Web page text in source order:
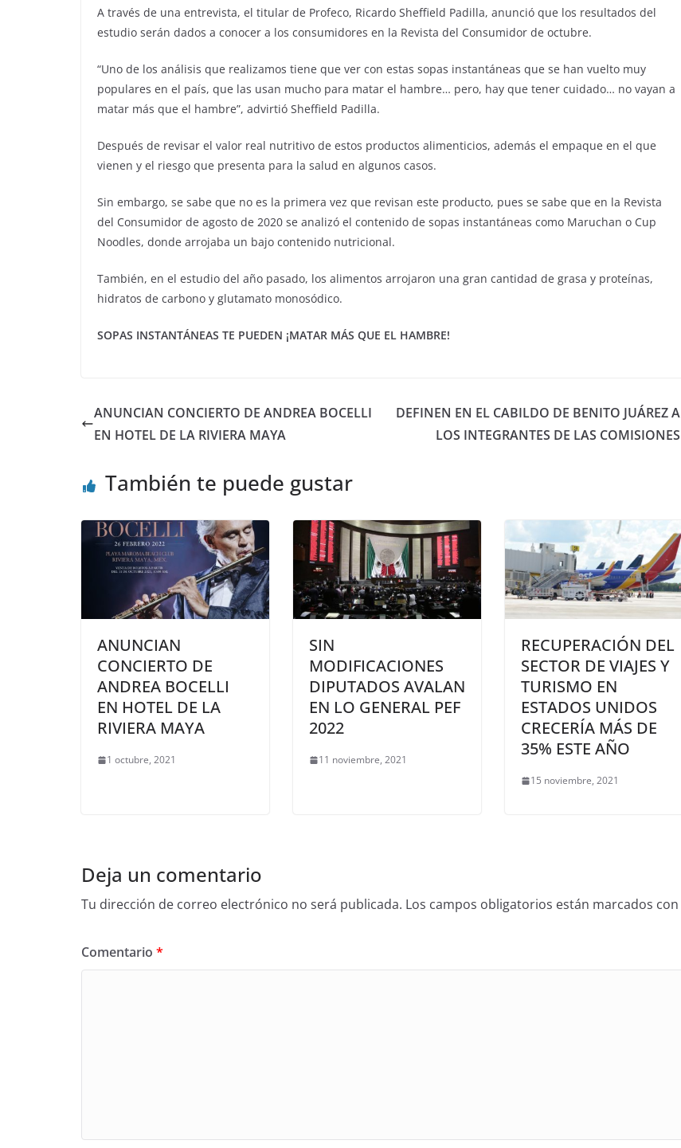
A través de una entrevista, el titular de Profeco, Ricardo Sheffield Padilla, anunció que los resultados del
estudio serán dados a conocer a los consumidores en la Revista del Consumidor de octubre.
“Uno de los análisis que realizamos tiene que ver con estas sopas instantáneas que se han vuelto muy
populares en el país, que las usan mucho para matar el hambre… pero, hay que tener cuidado… no vayan a
matar más que el hambre”, advirtió Sheffield Padilla.
Después de revisar el valor real nutritivo de estos productos alimenticios, además el empaque en el que
vienen y el riesgo que presenta para la salud en algunos casos.
Sin embargo, se sabe que no es la primera vez que revisan este producto, pues se sabe que en la Revista
del Consumidor de agosto de 2020 se analizó el contenido de sopas instantáneas como Maruchan o Cup
Noodles, donde arrojaba un bajo contenido nutricional.
También, en el estudio del año pasado, los alimentos arrojaron una gran cantidad de grasa y proteínas,
hidratos de carbono y glutamato monosódico.
SOPAS INSTANTÁNEAS TE PUEDEN ¡MATAR MÁS QUE EL HAMBRE!
ANUNCIAN CONCIERTO DE ANDREA BOCELLI
EN HOTEL DE LA RIVIERA MAYA
DEFINEN EN EL CABILDO DE BENITO JUÁREZ A
LOS INTEGRANTES DE LAS COMISIONES
También te puede gustar
ANUNCIAN
CONCIERTO DE
ANDREA BOCELLI
EN HOTEL DE LA
RIVIERA MAYA
1 octubre, 2021
SIN
MODIFICACIONES
DIPUTADOS AVALAN
EN LO GENERAL PEF
2022
11 noviembre, 2021
RECUPERACIÓN DEL
SECTOR DE VIAJES Y
TURISMO EN
ESTADOS UNIDOS
CRECERÍA MÁS DE
35% ESTE AÑO
15 noviembre, 2021
Deja un comentario
Tu dirección de correo electrónico no será publicada. Los campos obligatorios están marcados con
Comentario *